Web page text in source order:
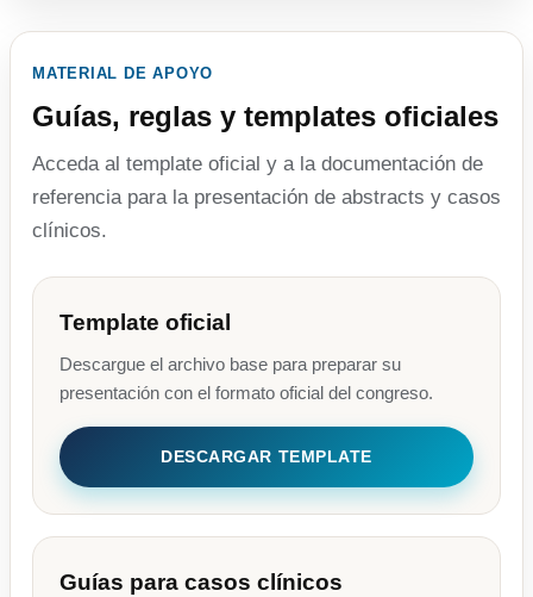
MATERIAL DE APOYO
Guías, reglas y templates oficiales
Acceda al template oficial y a la documentación de
referencia para la presentación de abstracts y casos
clínicos.
Template oficial
Descargue el archivo base para preparar su
presentación con el formato oficial del congreso.
DESCARGAR TEMPLATE
Guías para casos clínicos